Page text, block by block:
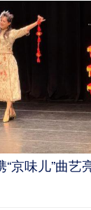
京味儿”曲艺